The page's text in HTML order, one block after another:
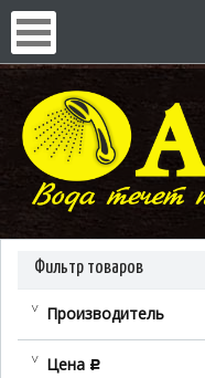
Фильтр товаров
Производитель
Цена c